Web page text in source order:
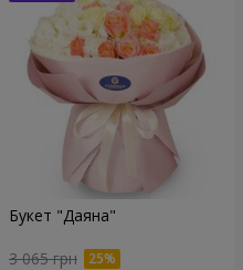
Букет "Даяна"
3 065 грн